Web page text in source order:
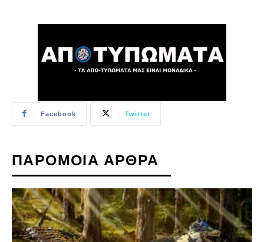
Facebook Twitter
ΠΑΡΟΜΟΙΑ ΑΡΘΡΑ